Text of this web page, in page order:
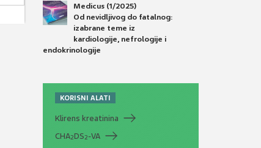
Medicus (1/2025)
Od nevidljivog do fatalnog:
izabrane teme iz
kardiologije, nefrologije i
endokrinologije
KORISNI ALATI
Klirens kreatinina
CHA2DS2-VA